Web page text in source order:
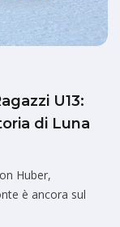
U13:
di Luna
Huber,
è ancora sul